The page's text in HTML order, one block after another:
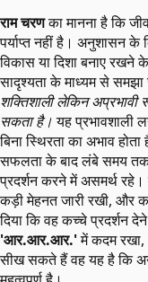
राम चरणका मानना है कि
पर्याप्त नहीं है। अनुशासन के
विकास या दिशा बनाए रखने
सादृश्यता के माध्यम से
शक्तिशाली लेकिन अप्रभावी
सकता है।यह प्रभावशाली
बिना स्थिरता का अभाव
सफलता के बाद लंबे समय तक
प्रदर्शन करने में असमर्थ रहे।
कड़ी मेहनत जारी रखी, और
दिया कि वह कच्चे प्रदर्शन
'आर.आर.आर.'में कदम
सीख सकते हैं वह यह है कि